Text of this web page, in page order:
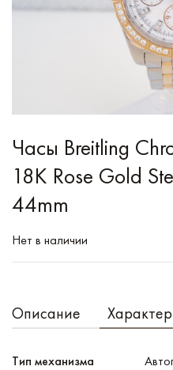
Часы Breitling
18K Rose Gold
44mm
Нет в наличии
Описание
Тип механизма